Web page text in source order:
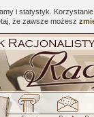
i statystyk.
że zawsze możesz